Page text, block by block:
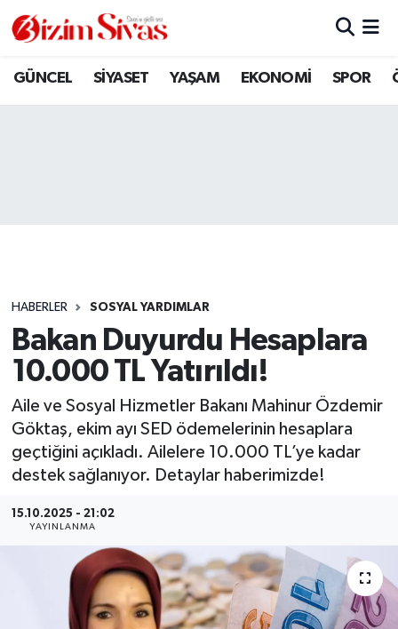
GÜNCEL SİYASET YAŞAM EKONOMİ SPOR
HABERLER SOSYAL YARDIMLAR
Bakan Duyurdu Hesaplara
10.000 TL Yatırıldı!
Aile ve Sosyal Hizmetler Bakanı Mahinur Özdemir
Göktaş, ekim ayı SED ödemelerinin hesaplara
geçtiğini açıkladı. Ailelere 10.000 TL’ye kadar
destek sağlanıyor. Detaylar haberimizde!
15.10.2025 - 21:02
YAYINLANMA
ARAMIZDAN AYRILANLAR
GÜNCEL
KÜLTÜR
MAGAZİN
ÖZEL HABER
RESMİ İLANLAR
SAĞLIK
SİYASET
Sivas Nöbetçi Eczaneler
Son Dakika Haberleri
Haber Arşivi